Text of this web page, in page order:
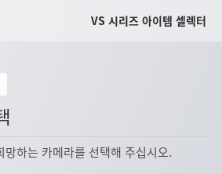
VS 시리즈 아이템 셀렉터
망하는 카메라를 선택해 주십시오.